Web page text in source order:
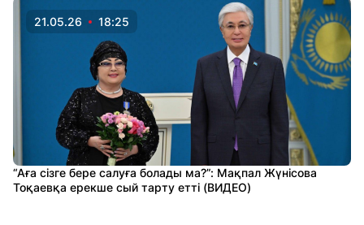
21.05.26 18:25
“Аға сізге бере салуға болады ма?”: Мақпал Жүнісова
Тоқаевқа ерекше сый тарту етті (ВИДЕО)